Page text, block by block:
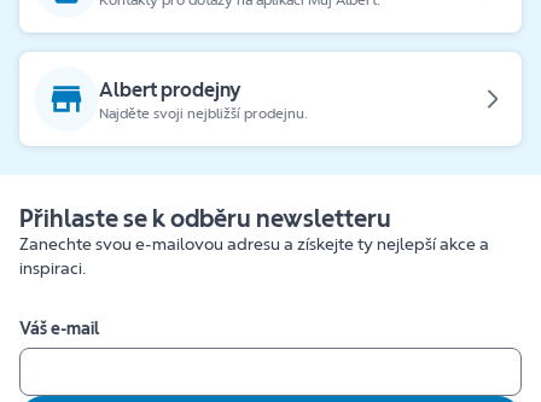
Albert prodejny
Najděte svoji nejbližší prodejnu.
Přihlaste se k odběru newsletteru
Zanechte svou e-mailovou adresu a získejte ty nejlepší akce a
inspiraci.
Váš e-mail